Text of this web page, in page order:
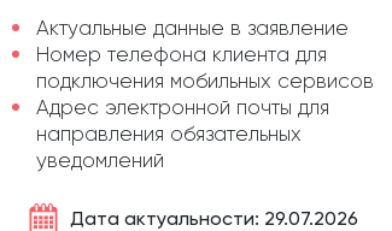
Актуальные данные в заявление
Номер телефона клиента для
подключения мобильных сервисов
Адрес электронной почты для
направления обязательных
уведомлений
Дата актуальности: 29.07.2026